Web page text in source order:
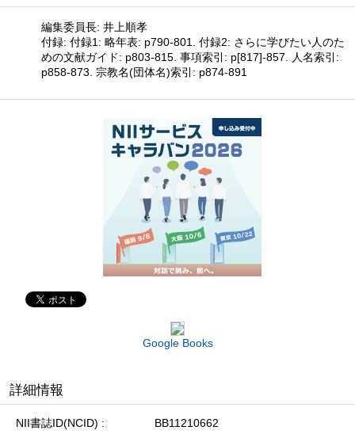
編集委員長: 井上順孝
付録: 付録1: 略年表: p790-801. 付録2: さらに学びたい人のた
めの文献ガイド: p803-815. 事項索引: p[817]-857. 人名索引:
p858-873. 宗教名(団体名)索引: p874-891
Google Books
詳細情報
NII書誌ID(NCID)
BB11210662